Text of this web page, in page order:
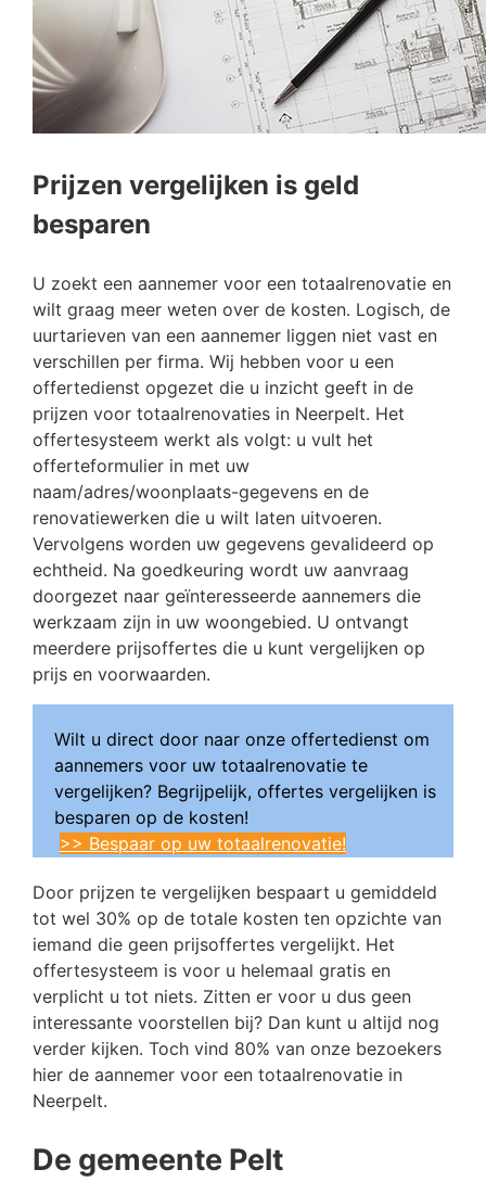
Prijzen vergelijken is geld
besparen
U zoekt een aannemer voor een totaalrenovatie en
wilt graag meer weten over de kosten. Logisch, de
uurtarieven van een aannemer liggen niet vast en
verschillen per firma. Wij hebben voor u een
offertedienst opgezet die u inzicht geeft in de
prijzen voor totaalrenovaties in Neerpelt. Het
offertesysteem werkt als volgt: u vult het
offerteformulier in met uw
naam/adres/woonplaats-gegevens en de
renovatiewerken die u wilt laten uitvoeren.
Vervolgens worden uw gegevens gevalideerd op
echtheid. Na goedkeuring wordt uw aanvraag
doorgezet naar geïnteresseerde aannemers die
werkzaam zijn in uw woongebied. U ontvangt
meerdere prijsoffertes die u kunt vergelijken op
prijs en voorwaarden.
Wilt u direct door naar onze offertedienst om
aannemers voor uw totaalrenovatie te
vergelijken? Begrijpelijk, offertes vergelijken is
besparen op de kosten!
>> Bespaar op uw totaalrenovatie!
Door prijzen te vergelijken bespaart u gemiddeld
tot wel 30% op de totale kosten ten opzichte van
iemand die geen prijsoffertes vergelijkt. Het
offertesysteem is voor u helemaal gratis en
verplicht u tot niets. Zitten er voor u dus geen
interessante voorstellen bij? Dan kunt u altijd nog
verder kijken. Toch vind 80% van onze bezoekers
hier de aannemer voor een totaalrenovatie in
Neerpelt.
De gemeente Pelt